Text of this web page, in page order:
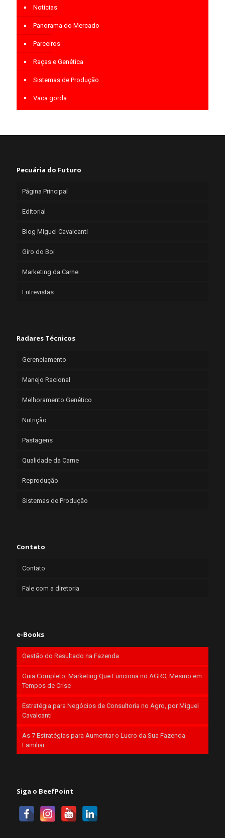
Notícias
Panorama do Mercado
Parceiros
Raças e Genética
Sistemas de Produção
Vaca gorda
Pecuária do Futuro
Página Principal
Editorial
Blog Miguel Cavalcanti
Giro do Boi
Marketing da Carne
Entrevistas
Radares Técnicos
Gerenciamento
Manejo Racional
Melhoramento Genético
Nutrição
Pastagens
Qualidade da Carne
Reprodução
Sistemas de Produção
Contato
Contato
Fale com a diretoria
e-Books
Gestão do Resultado na Fazenda
Guia Completo: Marketing Que Funciona no AGRO, Mesmo em
Tempos de Crise
Estratégia para Negócios de Consultoria no Agro, por Miguel
Cavalcanti
As 7 Estratégias para Aumentar o Lucro da Sua Fazenda
Familiar
Siga o BeefPoint